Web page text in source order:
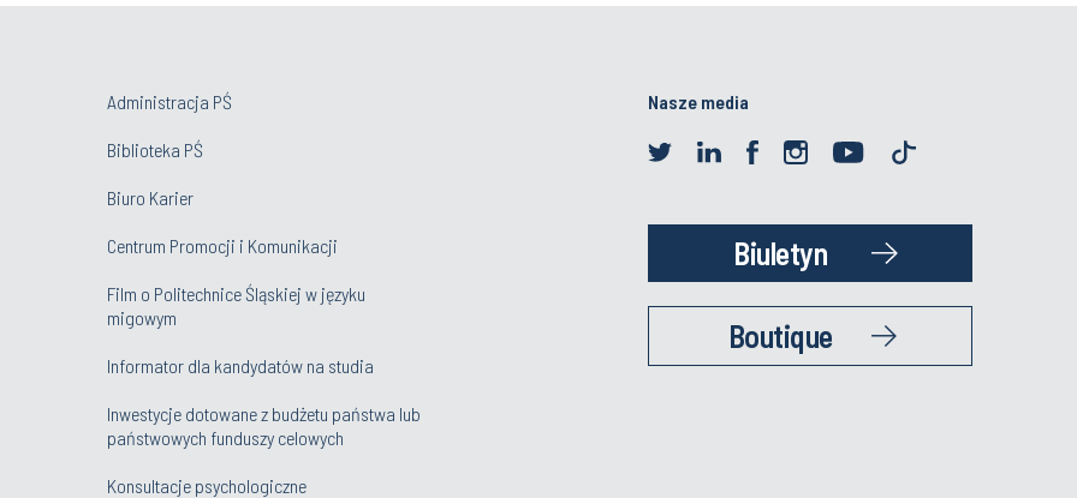
Administracja PŚ
Biblioteka PŚ
Biuro Karier
Centrum Promocji i Komunikacji
Film o Politechnice Śląskiej w języku
migowym
Informator dla kandydatów na studia
Inwestycje dotowane z budżetu państwa lub
państwowych funduszy celowych
Konsultacje psychologiczne
Nasze media
Biuletyn
Boutique